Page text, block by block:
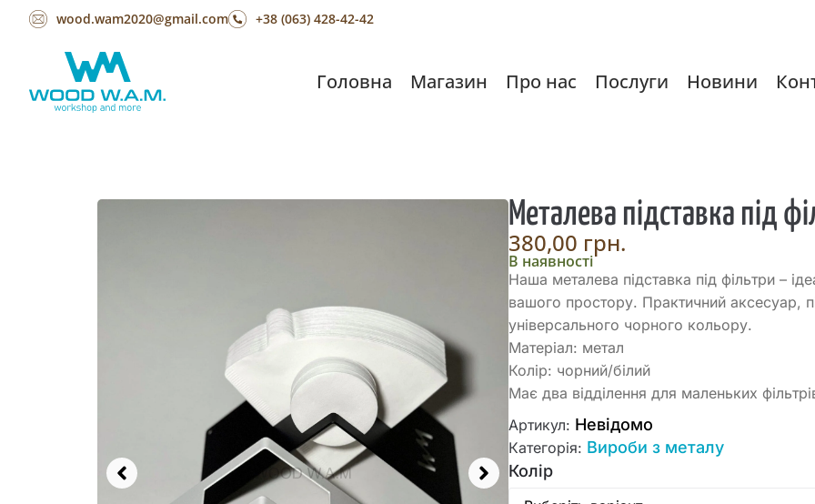
wood.wam2020@gmail.com +38 (063) 428-42-42
Головна Магазин Про нас Послуги Новини
Металева підставка під
380,00 грн.
В наявності
Наша металева підставка під фільтри –
вашого простору. Практичний аксесуар,
універсального чорного кольору.
Матеріал: метал
Колір: чорний/білий
Має два відділення для маленьких
Артикул: Невідомо
Категорія: Вироби з металу
Колір